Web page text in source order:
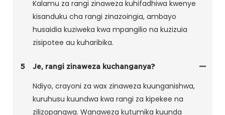
Kalamu za rangi zinaweza kuhifadhiwa kwenye
kisanduku cha rangi zinazoingia, ambayo
husaidia kuziweka kwa mpangilio na kuzizuia
zisipotee au kuharibika.
5 Je, rangi zinaweza kuchanganya?
Ndiyo, crayoni za wax zinaweza kuunganishwa,
kuruhusu kuundwa kwa rangi za kipekee na
zilizopangwa. Wanaweza kutumika kuunda